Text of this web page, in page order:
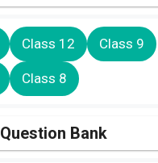
Class 12 Class 9
Class 8
Question Bank